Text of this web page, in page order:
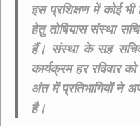
इस प्रशिक्षण में कोई
हेतु तोषियास संस्था
हैं। संस्था के सह
कार्यक्रम हर रविवार
अंत में प्रतिभागियों ने
है।